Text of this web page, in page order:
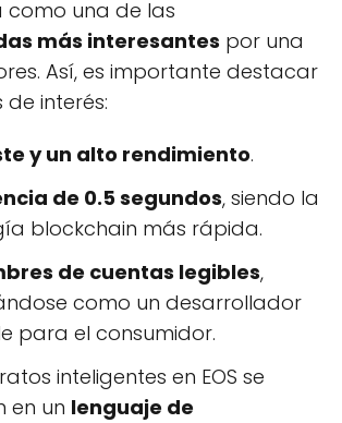
como una de las
más interesantes por una
Así, es importante destacar
interés:
y un alto rendimiento.
de 0.5 segundos, siendo la
blockchain más rápida.
de cuentas legibles,
como un desarrollador
para el consumidor.
inteligentes en EOS se
en un lenguaje de